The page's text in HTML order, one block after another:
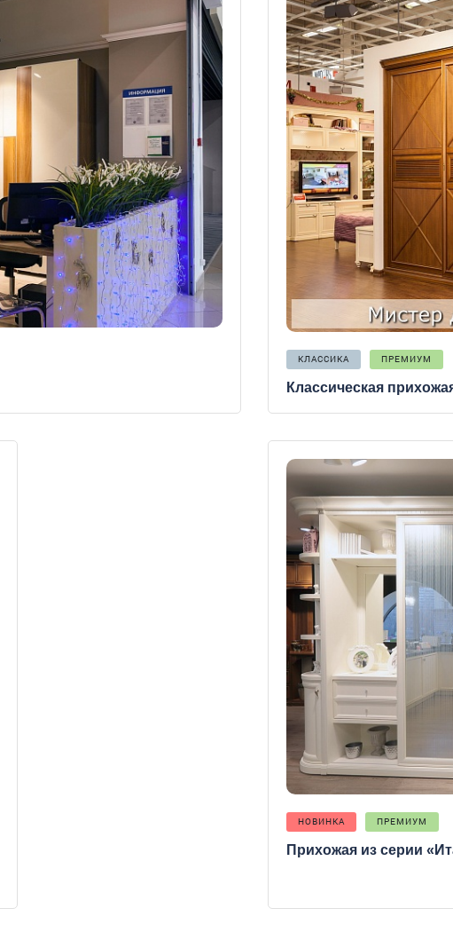
КЛАССИКА ПРЕМИУМ
Классическая
НОВИНКА ПРЕМИУМ
Прихожая из серии